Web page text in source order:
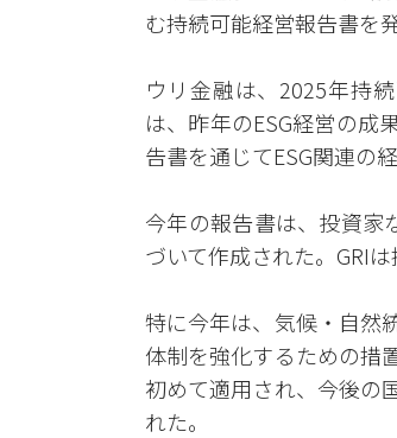
む持続可能経営報告書を
ウリ金融は、2025年持
は、昨年のESG経営の成
告書を通じてESG関連の
今年の報告書は、投資家
づいて作成された。GRI
特に今年は、気候・自然
体制を強化するための措
初めて適用され、今後の
れた。